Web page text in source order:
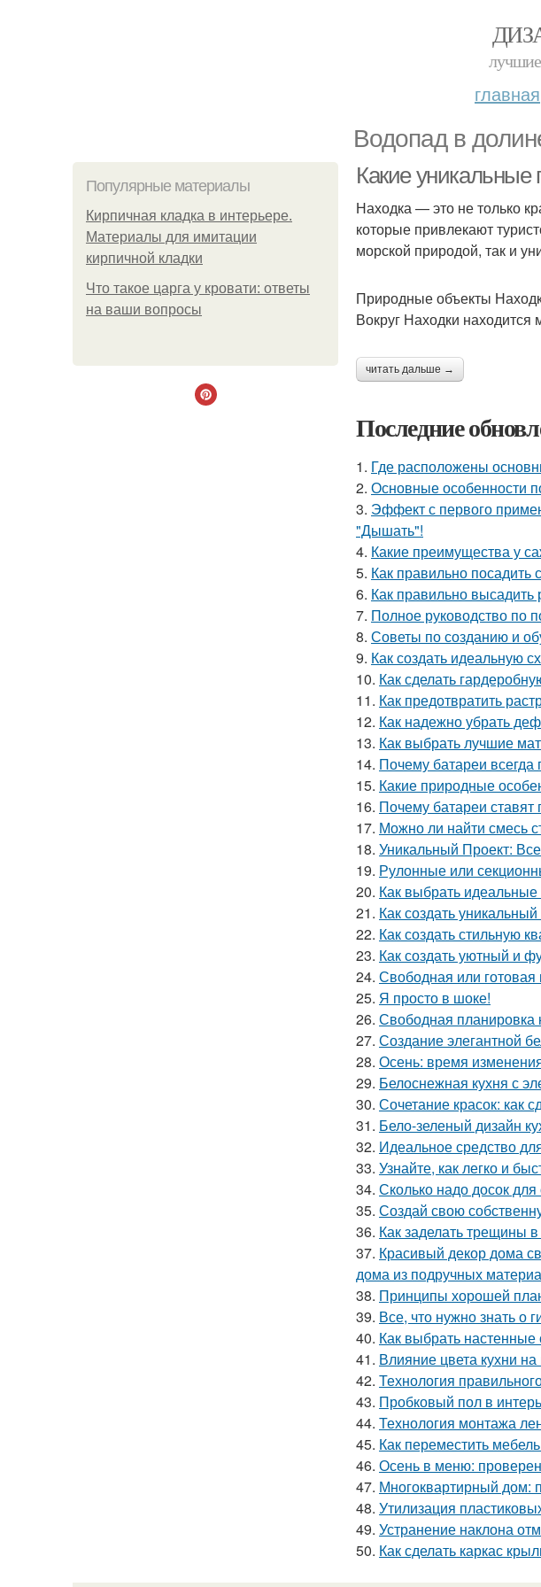
главная
Водопад в
Популярные материалы
Кирпичная кладка в интерьере.
Материалы для имитации
кирпичной кладки
Что такое царга у кровати: ответы
на ваши вопросы
Какие уникальные
Находка — это не только
которые привлекают
морской природой, так и
Природные объекты
Вокруг Находки
читать дальше →
Последние
1. Где расположены
2. Основные особенности
3. Эффект с первого
"Дышать"!
4. Какие преимущества у
5. Как правильно
6. Как правильно высадить
7. Полное руководство по
8. Советы по созданию и
9. Как создать идеальную
10. Как сделать
11. Как предотвратить
12. Как надежно убрать
13. Как выбрать лучшие
14. Почему батареи всегда
15. Какие природные
16. Почему батареи ставят
17. Можно ли найти смесь
18. Уникальный Проект:
19. Рулонные или
20. Как выбрать
21. Как создать
22. Как создать стильную
23. Как создать уютный и
24. Свободная или
25. Я просто в шоке!
26. Свободная
27. Создание элегантной
28. Осень: время
29. Белоснежная кухня с
30. Сочетание красок: как
31. Бело-зеленый дизайн
32. Идеальное средство
33. Узнайте, как легко и
34. Сколько надо досок
35. Создай свою
36. Как заделать трещины
37. Красивый декор дома
дома из подручных
38. Принципы хорошей
39. Все, что нужно знать о
40. Как выбрать
41. Влияние цвета кухни
42. Технология
43. Пробковый пол в
44. Технология монтажа
45. Как переместить
46. Осень в меню:
47. Многоквартирный
48. Утилизация
49. Устранение наклона
50. Как сделать каркас